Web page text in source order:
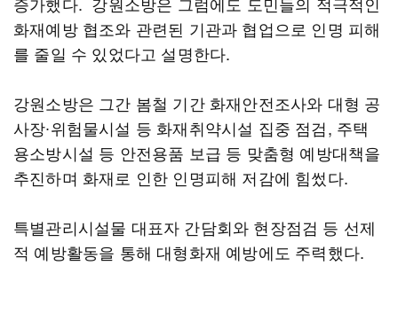
화재예방 협조와 관련된 기관과 협업으로 인명 피해
를 줄일 수 있었다고 설명한다.
강원소방은 그간 봄철 기간 화재안전조사와 대형 공
사장∙위험물시설 등 화재취약시설 집중 점검, 주택
용소방시설 등 안전용품 보급 등 맞춤형 예방대책을
추진하며 화재로 인한 인명피해 저감에 힘썼다.
특별관리시설물 대표자 간담회와 현장점검 등 선제
적 예방활동을 통해 대형화재 예방에도 주력했다.